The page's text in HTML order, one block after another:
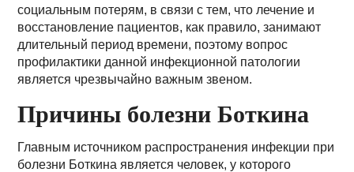
социальным потерям, в связи с тем, что лечение и
восстановление пациентов, как правило, занимают
длительный период времени, поэтому вопрос
профилактики данной инфекционной патологии
является чрезвычайно важным звеном.
Причины болезни Боткина
Главным источником распространения инфекции при
болезни Боткина является человек, у которого